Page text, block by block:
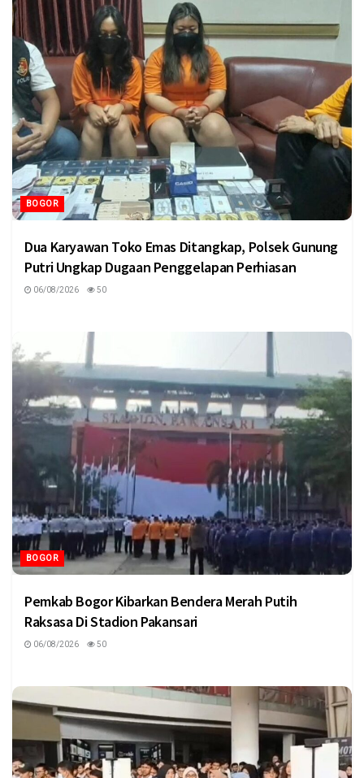
BOGOR
Dua Karyawan Toko Emas Ditangkap, Polsek Gunung
Putri Ungkap Dugaan Penggelapan Perhiasan
06/08/2026 50
BOGOR
Pemkab Bogor Kibarkan Bendera Merah Putih
Raksasa Di Stadion Pakansari
06/08/2026 50